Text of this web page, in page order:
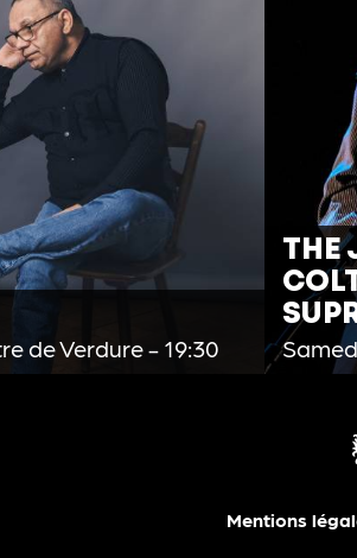
de Verdure - 19:30
THE
Mentions